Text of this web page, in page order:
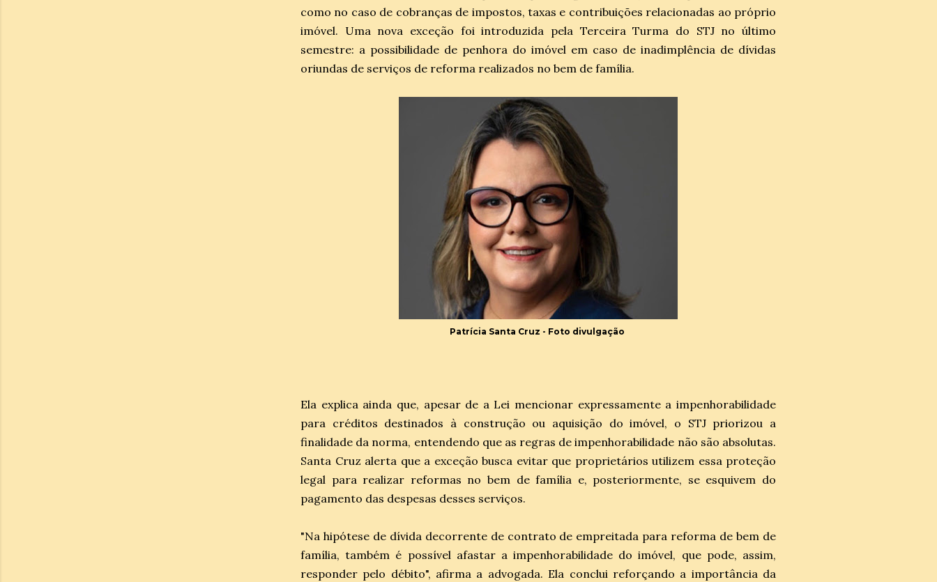
como no caso de cobranças de impostos, taxas e contribuições relacionadas ao próprio
imóvel. Uma nova exceção foi introduzida pela Terceira Turma do STJ no último
semestre: a possibilidade de penhora do imóvel em caso de inadimplência de dívidas
oriundas de serviços de reforma realizados no bem de família.
Patrícia Santa Cruz - Foto divulgação
Ela explica ainda que, apesar de a Lei mencionar expressamente a impenhorabilidade
para créditos destinados à construção ou aquisição do imóvel, o STJ priorizou a
finalidade da norma, entendendo que as regras de impenhorabilidade não são absolutas.
Santa Cruz alerta que a exceção busca evitar que proprietários utilizem essa proteção
legal para realizar reformas no bem de família e, posteriormente, se esquivem do
pagamento das despesas desses serviços.
"Na hipótese de dívida decorrente de contrato de empreitada para reforma de bem de
família, também é possível afastar a impenhorabilidade do imóvel, que pode, assim,
responder pelo débito", afirma a advogada. Ela conclui reforçando a importância da